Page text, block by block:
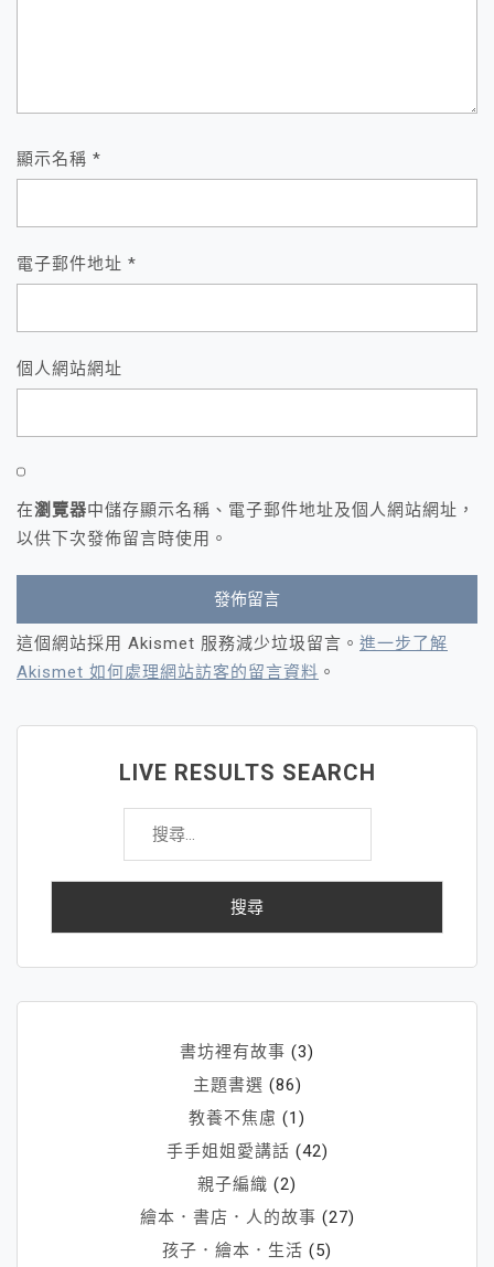
顯示名稱 *
電子郵件地址 *
個人網站網址
在瀏覽器中儲存顯示名稱、電子郵件地址及個人網站網址，
以供下次發佈留言時使用。
這個網站採用 Akismet 服務減少垃圾留言。 進一步了解
Akismet 如何處理網站訪客的留言資料 。
LIVE RESULTS SEARCH
搜
關
書坊裡有故事 (3)
主題書選 (86)
教養不焦慮 (1)
手手姐姐愛講話 (42)
親子編織 (2)
繪本．書店．人的故事 (27)
孩子．繪本．生活 (5)